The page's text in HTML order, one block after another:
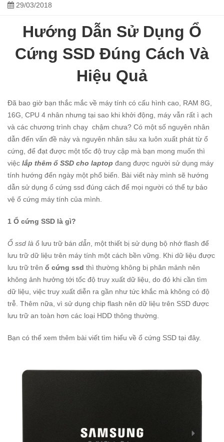
29/03/2018
Hướng Dẫn Sử Dụng Ổ
Cứng SSD Đúng Cách Và
Hiệu Quả
Đã bao giờ bạn thắc mắc về máy tính có cấu hình cao, RAM 8G,
16G, CPU 4 nhân nhưng tại sao khi khởi động, máy vẫn rất ì ạch
và các chương trình chạy chậm chưa? Có một số nguyên nhân
dẫn đến vấn đề này và nguyên nhân sâu xa luôn xuất phát từ ổ
cứng, để đạt được một tốc độ truy cập mà bạn mong muốn thì
việc lắp thêm ổ SSD cho laptop đang được người sử dụng máy
tính hướng đến ngày một phổ biến. Bài viết này mình sẽ hướng
dẫn sử dụng ổ cứng ssd đúng cách để mọi người có thể tự bảo
vệ ổ cứng máy tính của mình.
1 Ổ cứng SSD là gì?
Ổ ssd là ổ lưu trữ bán dẫn , một thiết bị sử dụng bộ nhớ flash để
lưu trữ dữ liệu trên máy tính một cách bền vững. Khi dữ liệu được
lưu trữ trên ổ cứng ssd thì thường không bị phân mảnh nên
không ảnh hưởng tới tốc độ truy xuất dữ liệu, do đó khi cần tìm
dữ liệu, việc truy xuất diễn ra gần như tức khắc mà không có độ
trễ. Thêm nữa, vì sử dụng chip flash nên dữ liệu trên SSD được
lưu trữ an toàn hơn các loại HDD thông thường.
Bạn có thể xem thêm bài viết tìm hiểu về ổ cứng SSD tại đây.